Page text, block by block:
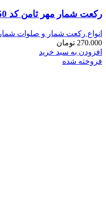
رکعت شمار مهر ثامن کد 50
انواع رکعت شمار و صلوات شمار
270.000 تومان
افزودن به سبد خرید
فروخته شده